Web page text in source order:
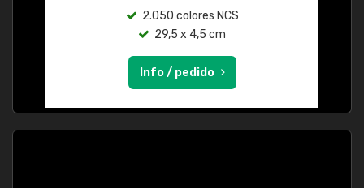
2.050 colores NCS
29,5 x 4,5 cm
Info / pedido